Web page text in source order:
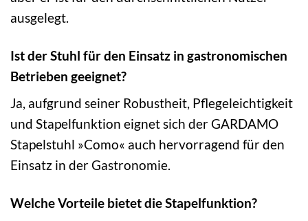
ausgelegt.
Ist der Stuhl für den Einsatz in gastronomischen
Betrieben geeignet?
Ja, aufgrund seiner Robustheit, Pflegeleichtigkeit
und Stapelfunktion eignet sich der GARDAMO
Stapelstuhl »Como« auch hervorragend für den
Einsatz in der Gastronomie.
Welche Vorteile bietet die Stapelfunktion?